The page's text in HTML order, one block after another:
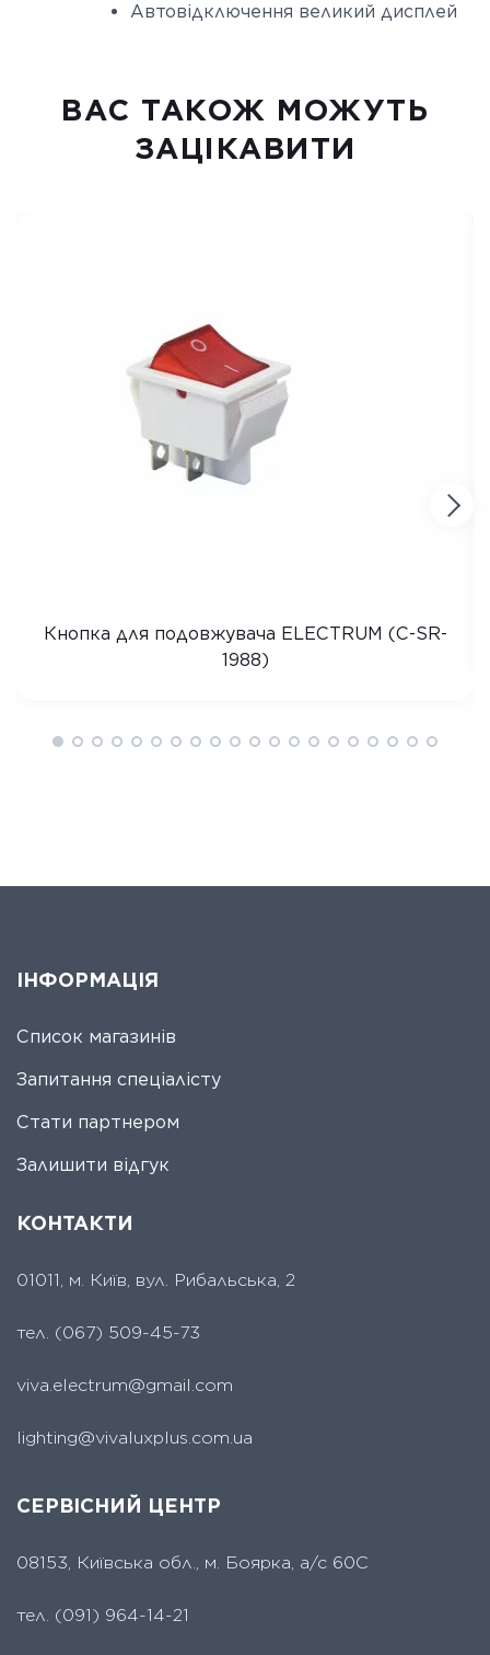
Автовідключення великий дисплей
ВАC ТАКОЖ МОЖУТЬ
ЗАЦІКАВИТИ
Кнопка для подовжувача ELECTRUM (C-SR-
1988)
ІНФОРМАЦІЯ
Список магазинів
Запитання спеціалісту
Стати партнером
Залишити відгук
КОНТАКТИ
01011, м. Київ, вул. Рибальська, 2
тел. (067) 509-45-73
viva.electrum@gmail.com
lighting@vivaluxplus.com.ua
СЕРВІСНИЙ ЦЕНТР
08153, Київська обл., м. Боярка, а/с 60С
тел. (091) 964-14-21